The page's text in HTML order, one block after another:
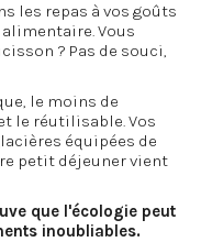
les repas à vos goûts
Vous
? Pas de souci,
le moins de
le réutilisable. Vos
équipées de
petit déjeuner vient
que l'écologie peut
inoubliables.